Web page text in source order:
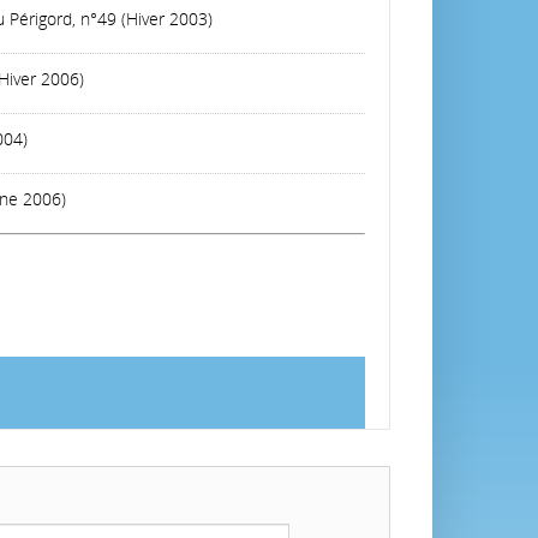
n°49 (Hiver 2003)
2006)
2006)